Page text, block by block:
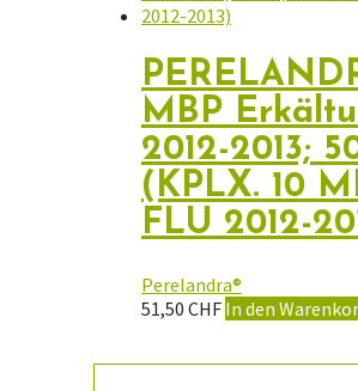
MBP
2012-2013;
(KPLX. 10
FLU 2012-
Perelandra®
51,50 CHF In den